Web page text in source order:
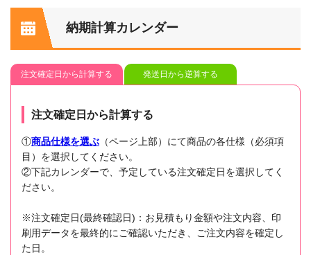
納期計算カレンダー
注文確定日から計算する 発送日から逆算する
注文確定日から計算する
①商品仕様を選ぶ （ページ上部）にて商品の各仕様（必須項
目）を選択してください。
②下記カレンダーで、予定している注文確定日を選択してく
ださい。
※注文確定日(最終確認日)：お見積もり金額や注文内容、印
刷用データを最終的にご確認いただき、ご注文内容を確定し
た日。